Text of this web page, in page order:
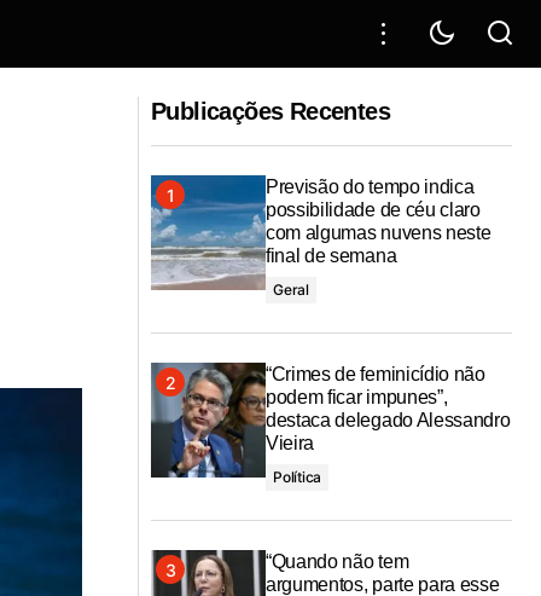
de reconstruir Propriá”, afirma Luciano
de Menininha
Publicações Recentes
Previsão do tempo indica
possibilidade de céu claro
com algumas nuvens neste
final de semana
Geral
“Crimes de feminicídio não
podem ficar impunes”,
destaca delegado Alessandro
Vieira
Política
“Quando não tem
argumentos, parte para esse